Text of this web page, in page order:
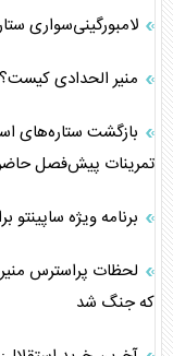
لامبورگینی‌سواری
منیر الحدادی
بازگشت ستاره‌های
تمرینات پیش‌فصل
برنامه ویژه ساپینتو
لحظات پراسترس
که جنگ شد